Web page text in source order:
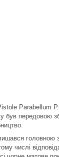
Parabellum
передовою
числі